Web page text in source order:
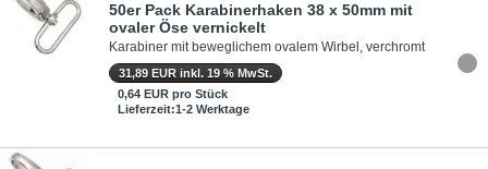
50er Pack Karabinerhaken 38 x 50mm mit
ovaler Öse vernickelt
Karabiner mit beweglichem ovalem Wirbel, verchromt
31,89 EUR inkl. 19 % MwSt.
0,64 EUR pro Stück
Lieferzeit:1-2 Werktage